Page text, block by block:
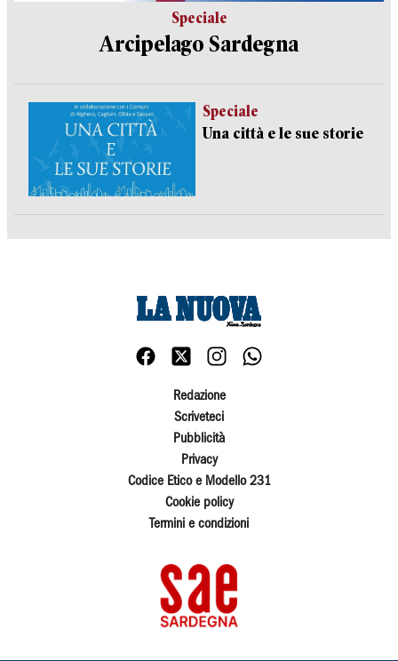
Speciale
Arcipelago Sardegna
Speciale
Una città e le sue storie
Redazione
Scriveteci
Pubblicità
Privacy
Codice Etico e Modello 231
Cookie policy
Termini e condizioni